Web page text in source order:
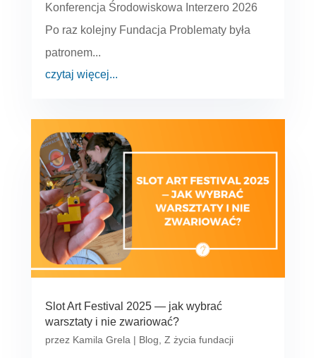
Konferencja Środowiskowa Interzero 2026
Po raz kolejny Fundacja Problematy była
patronem...
czytaj więcej...
Slot Art Festival 2025 — jak wybrać
warsztaty i nie zwariować?
przez Kamila Grela | Blog Z życia fundacji